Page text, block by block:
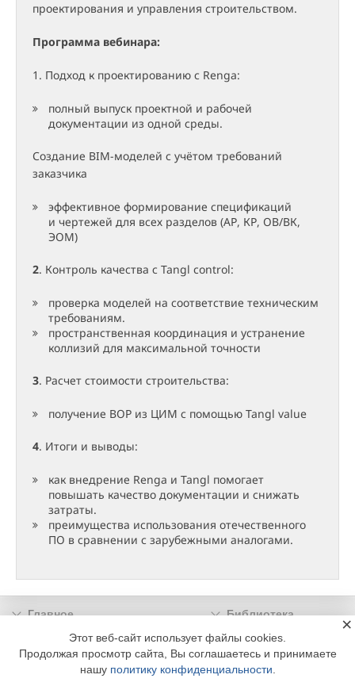
проектирования и управления строительством.
Программа вебинара:
1. Подход к проектированию с Renga:
полный выпуск проектной и рабочей
документации из одной среды.
Создание BIM-моделей с учётом требований
заказчика
эффективное формирование спецификаций
и чертежей для всех разделов (АР, КР, ОВ/ВК,
ЭОМ)
2. Контроль качества с Tangl control:
проверка моделей на соответствие техническим
требованиям.
пространственная координация и устранение
коллизий для максимальной точности
3. Расчет стоимости строительства:
получение ВОР из ЦИМ с помощью Tangl value
4. Итоги и выводы:
как внедрение Renga и Tangl помогает
повышать качество документации и снижать
затраты.
преимущества использования отечественного
ПО в сравнении с зарубежными аналогами.
Главное
Библиотека
Подписка
Реклама
Информация
Этот веб-сайт использует файлы cookies.
Продолжая просмотр сайта, Вы соглашаетесь и принимаете
нашу политику конфиденциальности
×